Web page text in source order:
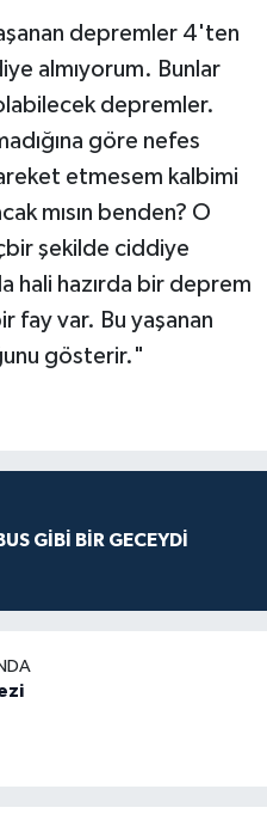
depremler 4'ten
almıyorum. Bunlar
depremler.
göre nefes
etmesem kalbimi
mısın benden? O
şekilde ciddiye
hali hazırda bir deprem
fay var. Bu yaşanan
gösterir."
GİBİ BİR GECEYDİ